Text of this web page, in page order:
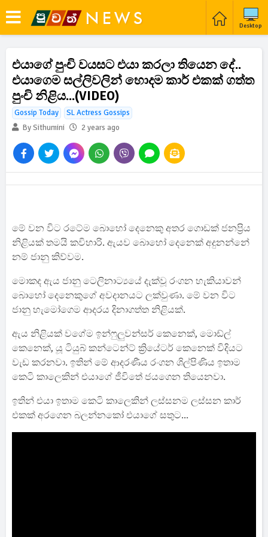
Desktop
එයාගේ පුංචි වයසට එයා කරලා තියෙන දේ..
එයාගෙම සල්ලිවලින් හොදම කාර් එකක් ගත්ත
පුංචි නිළිය...(VIDEO)
Gossip Today
SL Actress Gossips
By Sithumini
2 years ago
මේ වන විට රටේම බොහෝ දෙනෙකු අතර ගොඩක් ජනප්‍රිය
නිළියක් තමයි කවිහාරි. ඇයව බොහෝ දෙනෙක් අදුනන්නේ
නම් ජානු කිව්වම.
මොකද ඇය ජානු ටෙලිනාට්‍යයේ දැක්වූ රංගන හැකියාවන්
බොහෝ දෙනෙකුගේ අවදානයට ලක්වුණා. මේ වන විට
ජානු හැමෝගෙම ආදරය දිනාගත්ත නිළියක්.
ඇය නිළියක් වගේම ඉන්ෆුලුවන්සර් කෙනෙක්, මොඩ්ල්
කෙනෙක්, යූ ටියුබ් කන්ටෙන්ට් ක්‍රියේටර් කෙනෙක් විදියට
වැඩ කරනවා. ඉතින් මේ ආදරණීය රංගන ශිල්පිණිය ඉතාම
කෙටි කාලෙකින් එයාගේ ජීවිතේ ජයගෙන තියෙනවා.
ඉතින් එයා ඉතාම කෙටි කාලෙකින් ලස්සනම ලස්සන කාර්
එකක් අරගෙන බලන්නකෝ එයාගේ සතුට...